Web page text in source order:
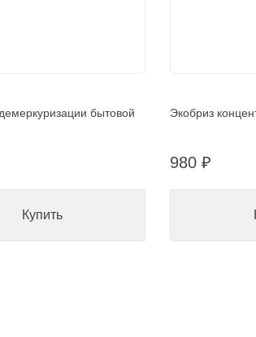
бытовой
Купить
Экобриз
980 ₽